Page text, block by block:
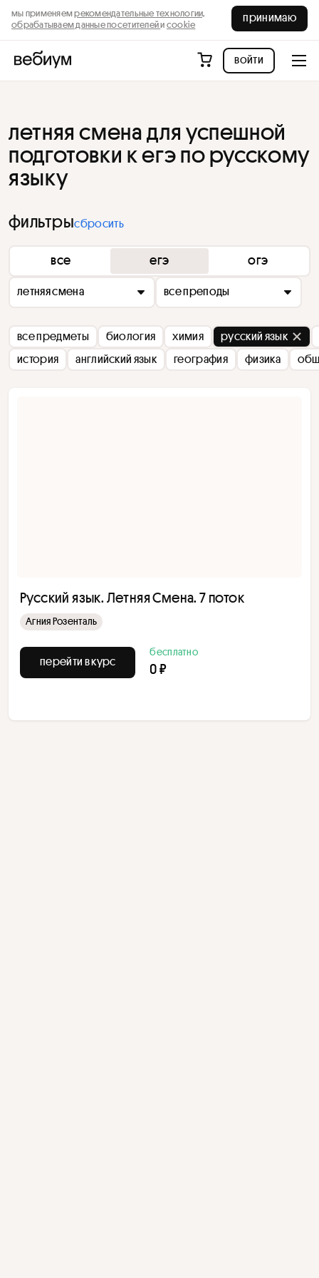
мы применяемрекомендательные технологии,
обрабатываем данные посетителейи cookie
принимаю
войти
летняя смена для успешной
подготовки к егэ по русскому
языку
фильтрысбросить
все егэ огэ
летняя смена все преподы
все предметы биология химия
русский язык
история
английский язык география физика
Русский язык. Летняя Смена. 7 поток
Агния Розенталь
перейти в курс
бесплатно
0 ₽